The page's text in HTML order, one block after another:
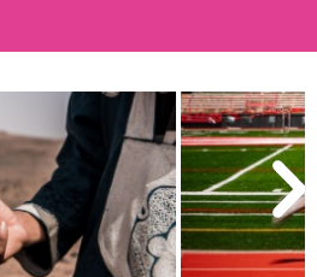
Spanish (Spain)
Spanish (Latino)
LICENSES